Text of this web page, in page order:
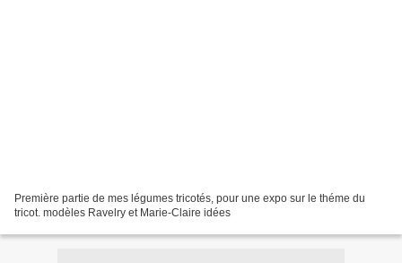
Première partie de mes légumes tricotés, pour une expo sur le théme du
tricot. modèles Ravelry et Marie-Claire idées